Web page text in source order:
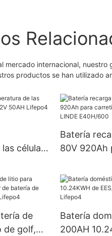
mercado internacional,
productos se han utilizado
células
-40°C
Batería
80V 920Ah
E40H/600
de
de golf,
Batería
200AH